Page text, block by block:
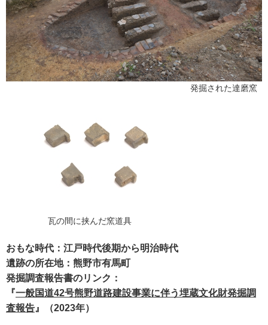
発掘された達磨窯
瓦の間に挟んだ窯道具
おもな時代：江戸時代後期から明治時代
遺跡の所在地：熊野市有馬町
発掘調査報告書のリンク：
『一般国道42号熊野道路建設事業に伴う埋蔵文化財発掘調
査報告 』（2023年）